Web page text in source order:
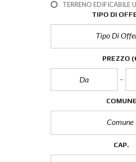
TERRENO EDIFICABILE
TIPO DI
Tipo Di
PREZZO
COMUNE
Comune
CAP.